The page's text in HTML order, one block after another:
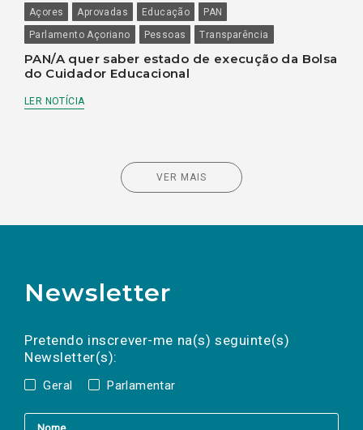
Açores Aprovadas Educação
PAN
Parlamento Açoriano
Pessoas Transparência
PAN/A quer saber estado de execução da Bolsa
do Cuidador Educacional
LER NOTÍCIA
VER MAIS
Newsletter
Pretendo inscrever-me na(s) seguinte(s)
Newsletter(s):
Geral Parlamentar
a(s) newsletter(s).
mail